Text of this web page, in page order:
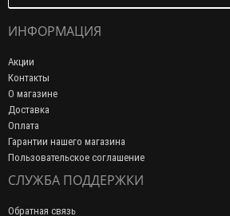
ИНФОРМАЦИЯ
Акции
Контакты
О магазине
Доставка
Оплата
Гарантии нашего магазина
Пользовательское соглашение
СЛУЖБА ПОДДЕРЖКИ
Обратная связь